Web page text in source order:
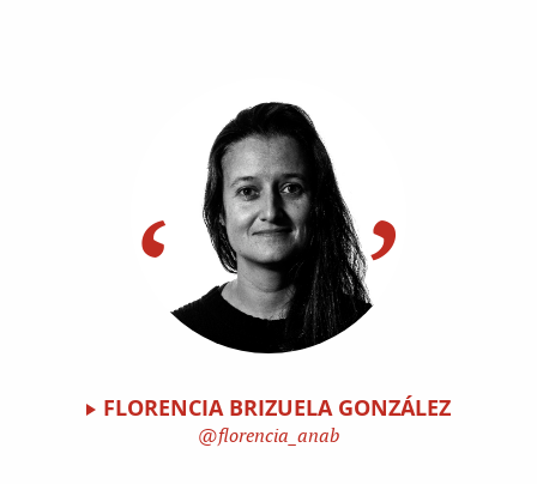
FLORENCIA BRIZUELA GONZÁLEZ
florencia_anab